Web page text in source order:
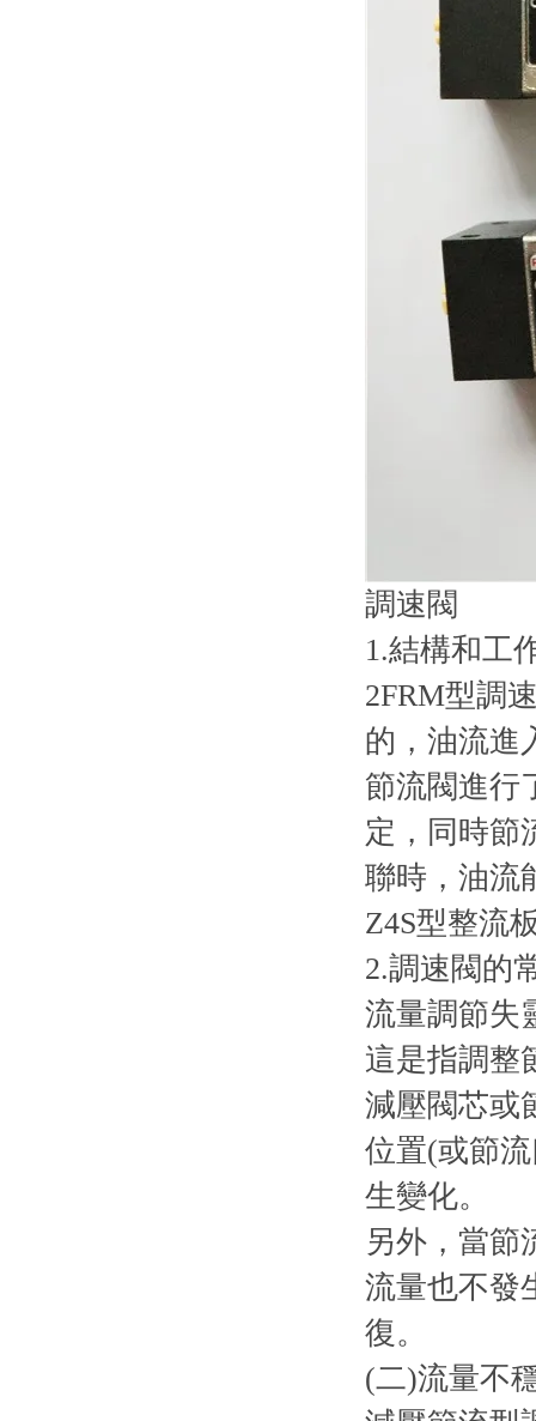
調速閥
1.結構和工
2FRM型調
的，油流進
節流閥進行
定，同時節
聯時，油流
Z4S型整流
2.調速閥的
流量調節失
這是指調整
減壓閥芯或
位置(或節
生變化。
另外，當節
流量也不發
復。
(二)流量不